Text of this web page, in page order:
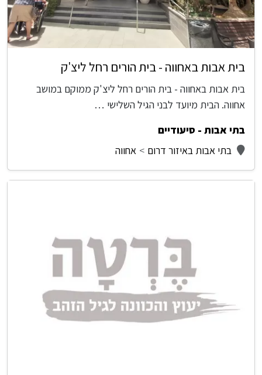
בית אבות באחווה - בית הורים רחל ליצ'ק
בית אבות באחווה - בית הורים רחל ליצ'ק ממוקם במושב
אחווה. הבית מיועד לבני הגיל השלישי …
בתי אבות - סיעודיים
בתי אבות באיזור דרום
אחווה